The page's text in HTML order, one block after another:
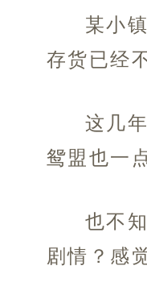
某小
存货已经
这几
鸳盟也一
也不
剧情？感